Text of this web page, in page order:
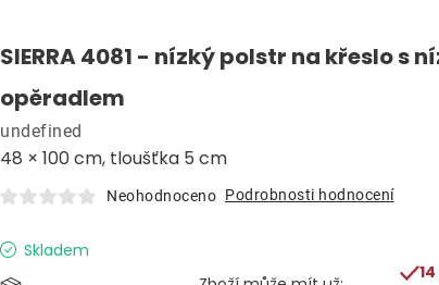
SIERRA 4081 - nízký polstr na křeslo s
opěradlem
48 × 100 cm, tloušťka 5 cm
undefined
Neohodnoceno Podrobnosti hodnocení
Skladem